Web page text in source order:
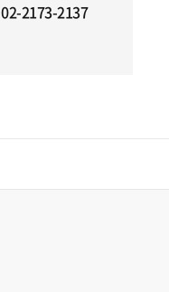
02-2173-2137